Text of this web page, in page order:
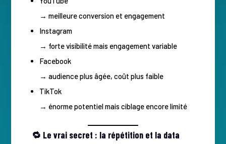
→ meilleure conversion et engagement
Instagram
→ forte visibilité mais engagement variable
Facebook
→ audience plus âgée, coût plus faible
TikTok
→ énorme potentiel mais ciblage encore limité
🔁 Le vrai secret : la répétition et la data